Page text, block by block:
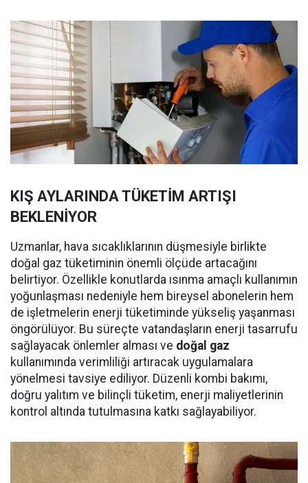
KIŞ AYLARINDA TÜKETİM ARTIŞI
BEKLENİYOR
Uzmanlar, hava sıcaklıklarının düşmesiyle birlikte
doğal gaz tüketiminin önemli ölçüde artacağını
belirtiyor. Özellikle konutlarda ısınma amaçlı kullanımın
yoğunlaşması nedeniyle hem bireysel abonelerin hem
de işletmelerin enerji tüketiminde yükseliş yaşanması
öngörülüyor. Bu süreçte vatandaşların enerji tasarrufu
sağlayacak önlemler alması ve doğal gaz
kullanımında verimliliği artıracak uygulamalara
yönelmesi tavsiye ediliyor. Düzenli kombi bakımı,
doğru yalıtım ve bilinçli tüketim, enerji maliyetlerinin
kontrol altında tutulmasına katkı sağlayabiliyor.